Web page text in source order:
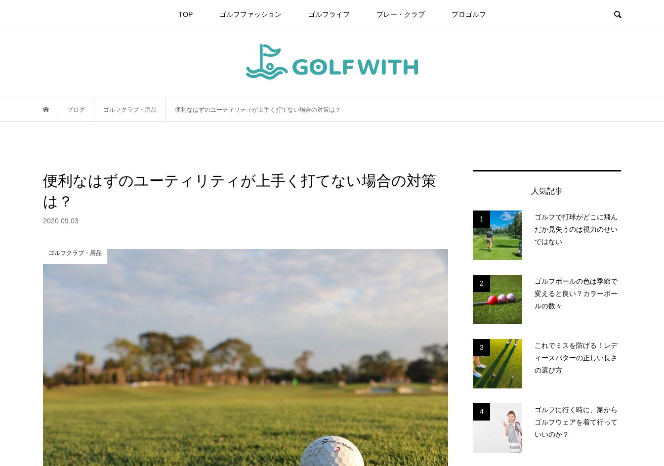
TOP ゴルフファッション ゴルフライフ プレー・クラブ プロゴルフ
ブログ ゴルフクラブ・用品 便利なはずのユーティリティが上手く打てない場合の対策は？
便利なはずのユーティリティが上手く打てない場合の対策
は？
2020.09.03
ゴルフクラブ・用品
人気記事
1
ゴルフで打球がどこに飛ん
だか見失うのは視力のせい
ではない
2
ゴルフボールの色は季節で
変えると良い？カラーボー
ルの数々
3
これでミスを防げる！レデ
ィースパターの正しい長さ
の選び方
4
ゴルフに行く時に、家から
ゴルフウェアを着て行って
いいのか？